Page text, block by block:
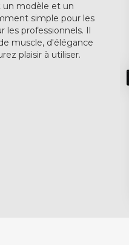
un modèle et un
simple pour les
les professionnels. Il
muscle, d'élégance
plaisir à utiliser.